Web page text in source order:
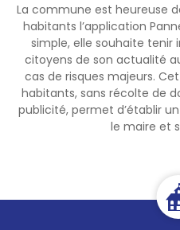
La commune est heureuse
habitants l’application
simple, elle souhaite tenir
citoyens de son actualité
cas de risques majeurs.
habitants, sans récolte de
publicité, permet d’établir
le maire et